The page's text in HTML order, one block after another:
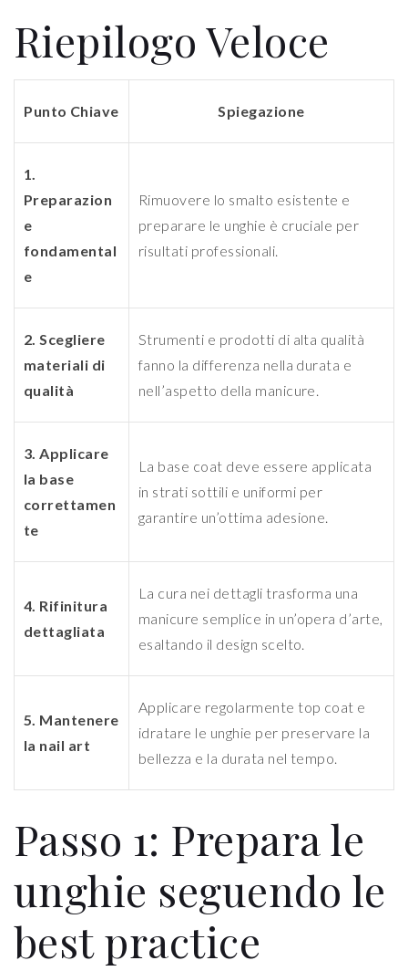
Riepilogo Veloce
Punto Chiave Spiegazione
1.
Preparazion
e
fondamental
e
Rimuovere lo smalto esistente e
preparare le unghie è cruciale per
risultati professionali.
2. Scegliere
materiali di
qualità
Strumenti e prodotti di alta qualità
fanno la differenza nella durata e
nell’aspetto della manicure.
3. Applicare
la base
correttamen
te
La base coat deve essere applicata
in strati sottili e uniformi per
garantire un’ottima adesione.
4. Rifinitura
dettagliata
La cura nei dettagli trasforma una
manicure semplice in un’opera d’arte,
esaltando il design scelto.
5. Mantenere
la nail art
Applicare regolarmente top coat e
idratare le unghie per preservare la
bellezza e la durata nel tempo.
Passo 1: Prepara le
unghie seguendo le
best practice